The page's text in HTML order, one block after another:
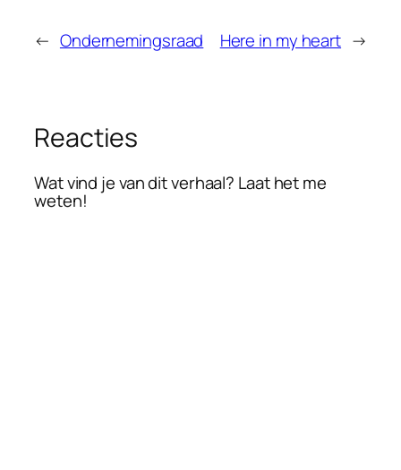
← Ondernemingsraad Here in my heart →
Reacties
Wat vind je van dit verhaal? Laat het me
weten!